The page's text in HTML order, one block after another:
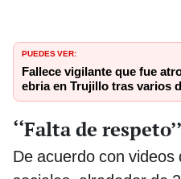
PUEDES VER:
Fallece vigilante que fue
ebria en Trujillo tras varios
‘‘Falta de respeto’’
De acuerdo con